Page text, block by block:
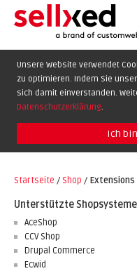
EXTENSIONS
SHOWCASE
SUPPORT
ABOUT
Unsere Website verwendet
zu optimieren. Indem Sie
sich damit einverstanden.
Datenschutzerklärung.
Ich
Startseite / Shop / Extensions
Unterstützte Shopsysteme
AceShop
CCV Shop
Drupal Commerce
Ecwid